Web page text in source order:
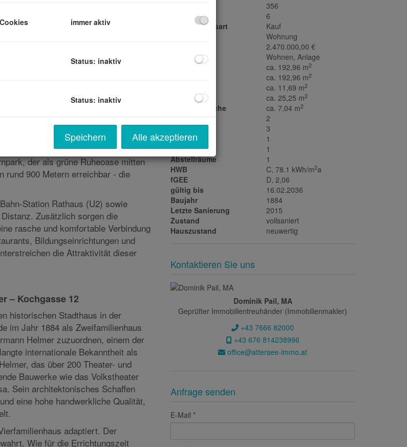
12 in ruhiger Wohnlage im Herzen
geprägt von überwiegend
Altbauten und einer gewachsenen
der als grüne Ruheoase mitten
900 Metern erreichbar - die
Station Rathaus (U2) sowie
Zusätzlich sorgen die
rasche und komfortable Verbindung
Bildungseinrichtungen und
– Kochgasse 12
historischen Stadthaus in der
im Jahr 1884 als Zweifamilienhaus
Helmer zuzuordnen, einem der
internationale Bekanntheit als
das über 200 Theater- und
Bauwerke wie das Volkstheater
Sein architektonisches Schaffen
eine hohe handwerkliche Qualität,
356
Zimmer
6
Vermarktungsart
Kauf
Wohnung
2.470.000,00 €
Nutzungsart
Wohnen Anlage
ca. 192,96 m2
ca. 192,96 m2
ca. 11,69 m2
Kellerfläche ca. 25,25 m2
Terrassenfläche ca. 7,04 m2
Bäder
2
WC
3
Terrassen
1
Keller
1
Abstellräume
1
HWB
C, 78.1 kWh/m2a
fGEE
D, 2,06
gültig bis
16.02.2036
Baujahr
1884
Letzte Sanierung
2015
Zustand
vollsaniert
Hauszustand
neuwertig
Kontaktieren Sie uns
Dominik Pail, MA
Geprüfter Immobilientreuhänder (Immobilienmakler)
+43 7666 82000
+43 676 814238996
office@attersee-immo.at
Anfrage senden
E-Mail
immer aktiv
Status: inaktiv
Status: inaktiv
Speichern Alle akzeptieren